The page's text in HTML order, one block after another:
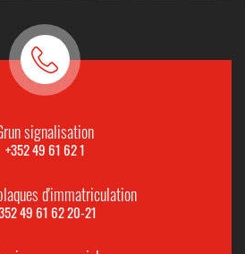
signalisation
+352 49 61 62 1
d'immatriculation
49 61 62 20-21